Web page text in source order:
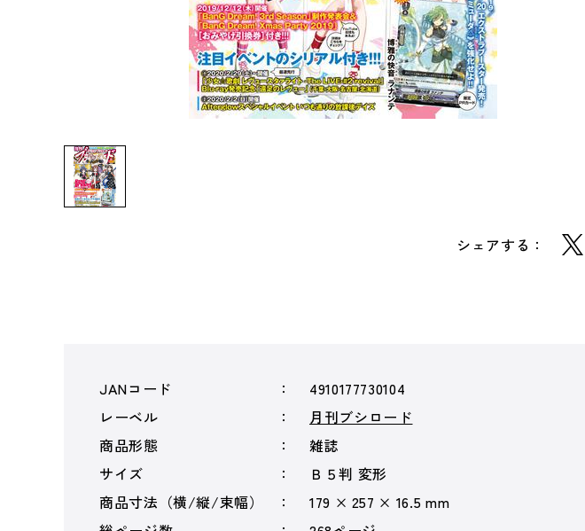
シェアする：
JANコード
4910177730104
レーベル
月刊ブシロード
商品形態
雑誌
サイズ
Ｂ５判 変形
商品寸法（横/縦/束幅）
179 × 257 × 16.5 mm